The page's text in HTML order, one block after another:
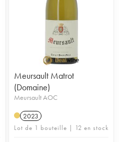
Meursault Matrot
(Domaine)
Meursault AOC
2023
Lot de 1 bouteille | 12 en stock